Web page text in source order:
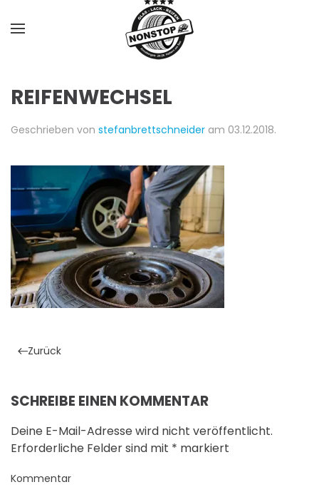
Skip to main content
REIFENWECHSEL
Geschrieben von stefanbrettschneider am 03.12.2018.
Zurück
SCHREIBE EINEN KOMMENTAR
Deine E-Mail-Adresse wird nicht veröffentlicht.
Erforderliche Felder sind mit * markiert
Kommentar